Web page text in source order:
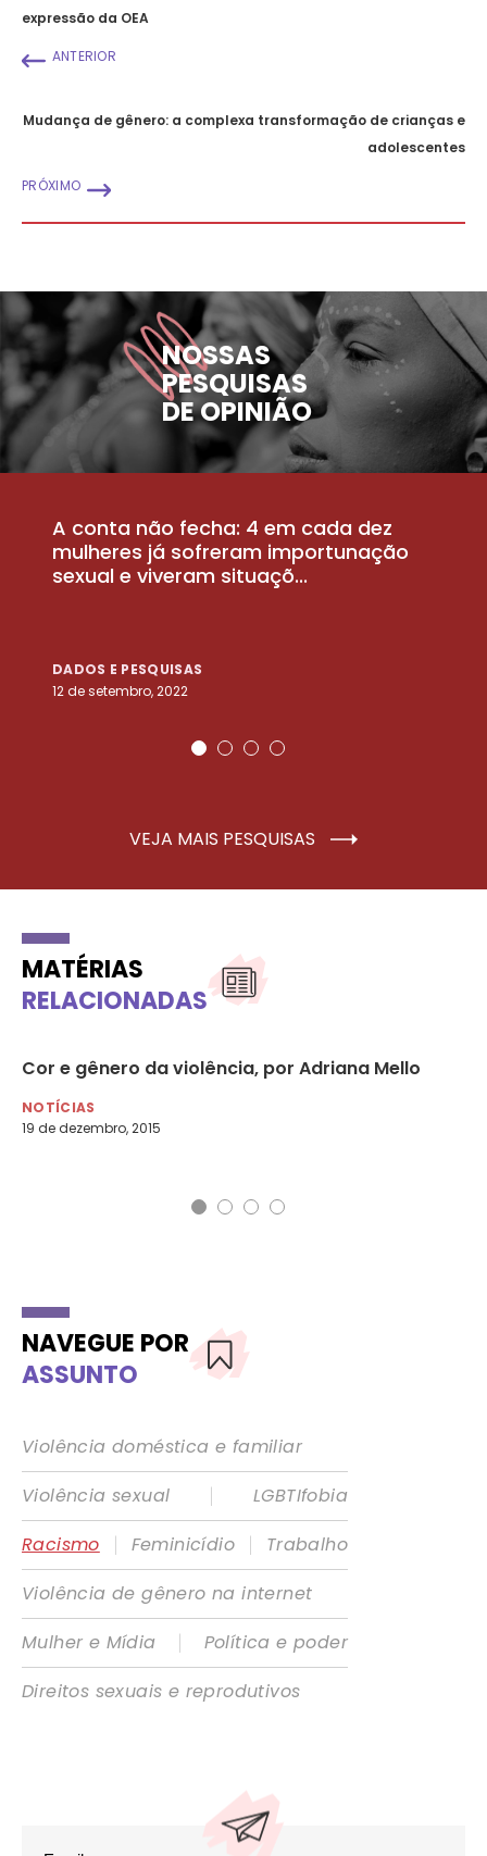
expressão da OEA
ANTERIOR
Mudança de gênero: a complexa transformação de crianças e
adolescentes
PRÓXIMO
NOSSAS
PESQUISAS
DE OPINIÃO
A conta não fecha: 4 em cada dez
mulheres já sofreram importunação
sexual e viveram situaçõ...
DADOS E PESQUISAS
12 de setembro, 2022
VEJA MAIS PESQUISAS
MATÉRIAS
RELACIONADAS
Cor e gênero da violência, por Adriana Mello
NOTÍCIAS
19 de dezembro, 2015
NAVEGUE POR
ASSUNTO
Violência doméstica e familiar
Violência sexual
|
LGBTIfobia
Racismo
| Feminicídio |
Trabalho
Violência de gênero na internet
Mulher e Mídia
|
Política e poder
Direitos sexuais e reprodutivos